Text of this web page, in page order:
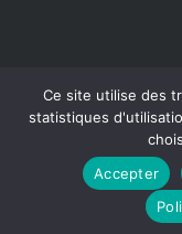
® CRR du
Ce site utilise des
statistiques
Accepter